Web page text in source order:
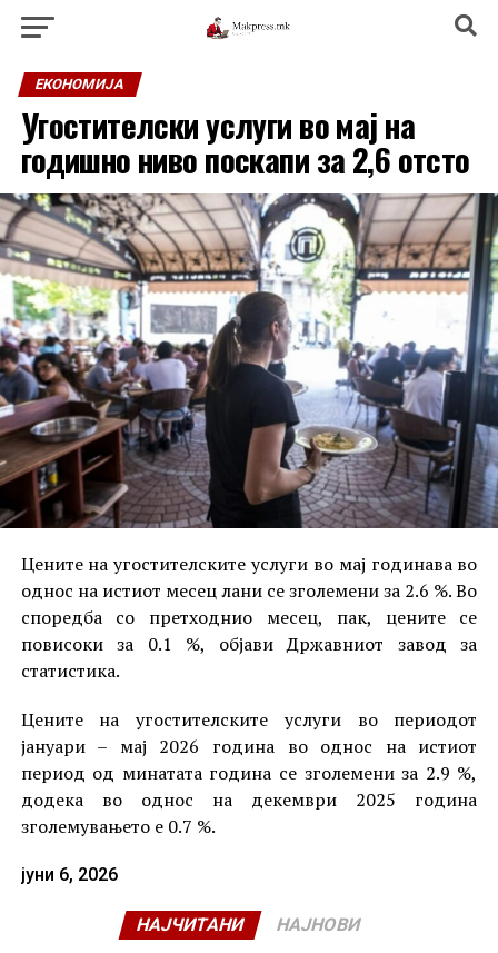
ЕКОНОМИЈА
Угостителски услуги во мај на
годишно ниво поскапи за 2,6 отсто
Цените на угостителските услуги во мај годинава во
однос на истиот месец лани се зголемени за 2.6 %. Во
споредба со претходнио месец, пак, цените се
повисоки за 0.1 %, објави Државниот завод за
статистика.
Цените на угостителските услуги во периодот
јануари – мај 2026 година во однос на истиот
период од минатата година се зголемени за 2.9 %,
додека во однос на декември 2025 година
зголемувањето е 0.7 %.
јуни 6, 2026
НАЈЧИТАНИ НАЈНОВИ